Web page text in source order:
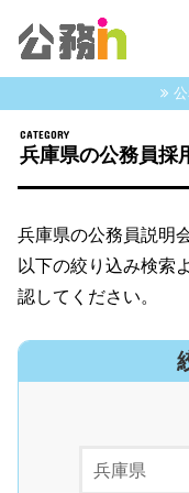
兵庫県の公務員採
兵庫県の公務員説明
以下の絞り込み検索
認してください。